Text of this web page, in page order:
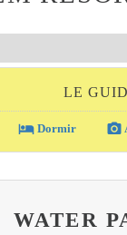
LE
local_hotel Dormir photo_camera
WATER